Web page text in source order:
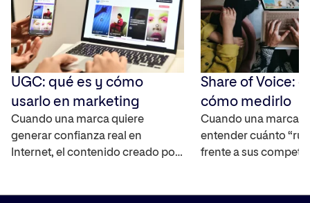
UGC: qué es y cómo
usarlo en marketing
Cuando una marca quiere
generar confianza real en
Internet, el contenido creado por
Share of Voice:
cómo medirlo
Cuando una marca
entender cuánto
frente a sus